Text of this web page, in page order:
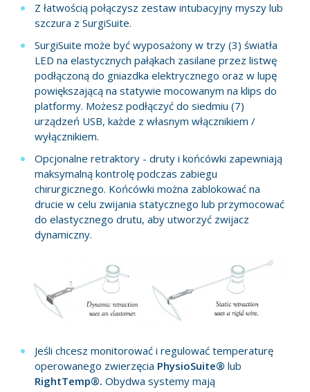
Z łatwością połączysz zestaw intubacyjny myszy lub
szczura z SurgiSuite.
SurgiSuite może być wyposażony w trzy (3) światła
LED na elastycznych pałąkach zasilane przez listwę
podłączoną do gniazdka elektrycznego oraz w lupę
powiększającą na statywie mocowanym na klips do
platformy. Możesz podłączyć do siedmiu (7)
urządzeń USB, każde z własnym włącznikiem /
wyłącznikiem.
Opcjonalne retraktory - druty i końcówki zapewniają
maksymalną kontrolę podczas zabiegu
chirurgicznego. Końcówki można zablokować na
drucie w celu zwijania statycznego lub przymocować
do elastycznego drutu, aby utworzyć zwijacz
dynamiczny.
Jeśli chcesz monitorować i regulować temperaturę
operowanego zwierzęcia PhysioSuite® lub
RightTemp®. Obydwa systemy mają